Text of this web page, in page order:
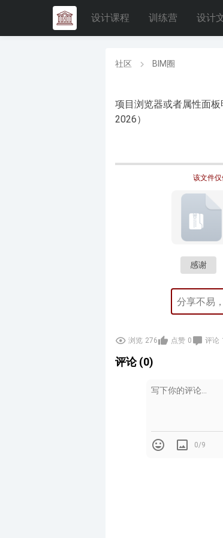
设计课程 训练营 设计
社区 BIM圈
项目浏览器或者属性面
2026）
该文件
感谢
浏览 276 点赞 0 评论
评论 (0)
0/9